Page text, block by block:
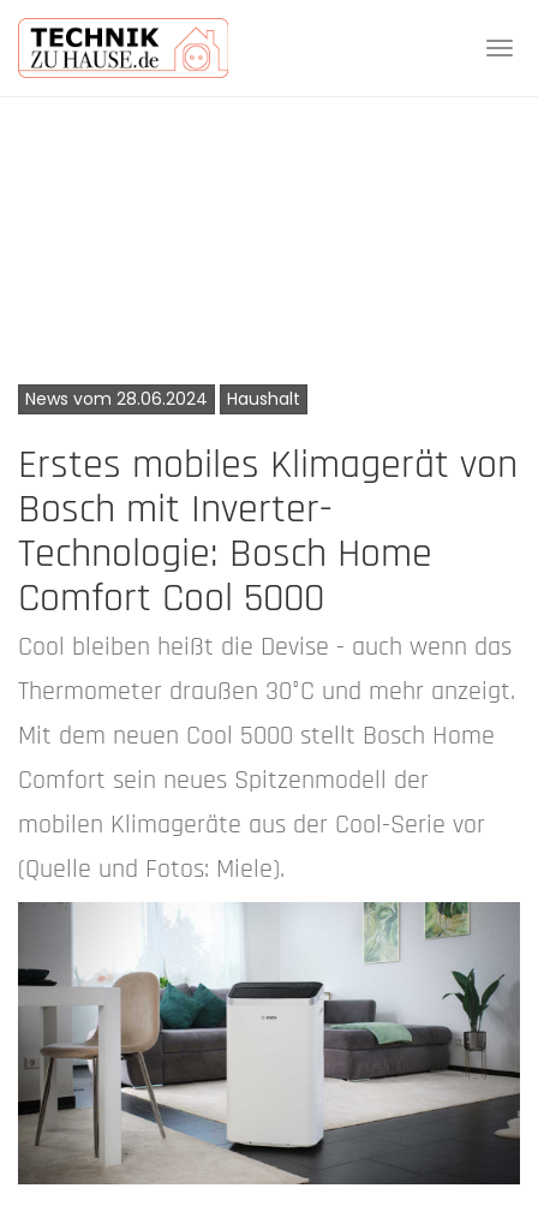
News vom 28.06.2024 Haushalt
Erstes mobiles Klimagerät von
Bosch mit Inverter-
Technologie: Bosch Home
Comfort Cool 5000
Cool bleiben heißt die Devise - auch wenn das
Thermometer draußen 30°C und mehr anzeigt.
Mit dem neuen Cool 5000 stellt Bosch Home
Comfort sein neues Spitzenmodell der
mobilen Klimageräte aus der Cool-Serie vor
(Quelle und Fotos: Miele).